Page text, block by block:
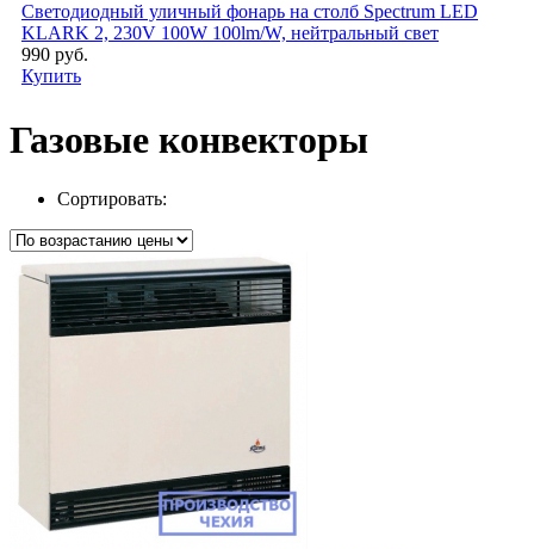
Светодиодный уличный фонарь на столб Spectrum LED
KLARK 2, 230V 100W 100lm/W, нейтральный свет
990 руб.
Купить
Газовые конвекторы
Сортировать: